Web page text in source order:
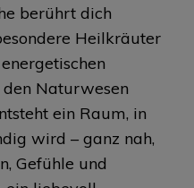
berührt dich
Heilkräuter
den Naturwesen
ein Raum, in
wird – ganz nah,
Gefühle und